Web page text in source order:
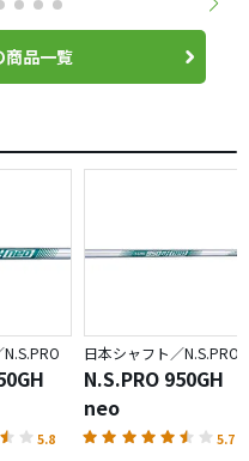
商品一覧
5.8
日本シャフト／N.S.PRO
N.S.PRO 950GH
neo
5.7